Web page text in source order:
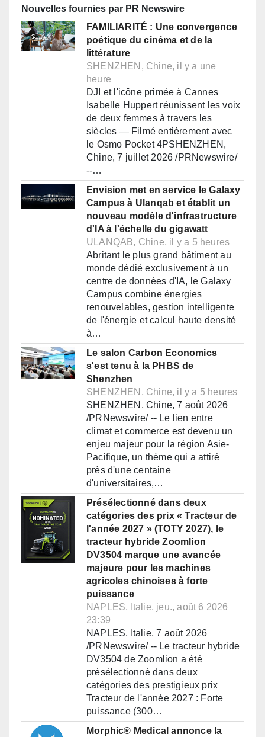
Nouvelles fournies par PR Newswire
FAMILIARITÉ : Une convergence
poétique du cinéma et de la
littérature
SHENZHEN, Chine, il y a une
heure
DJI et l'icône primée à Cannes
Isabelle Huppert réunissent les voix
de deux femmes à travers les
siècles — Filmé entièrement avec
le Osmo Pocket 4PSHENZHEN,
Chine, 7 juillet 2026 /PRNewswire/
--…
Envision met en service le Galaxy
Campus à Ulanqab et établit un
nouveau modèle d'infrastructure
d'IA à l'échelle du gigawatt
ULANQAB, Chine, il y a 5 heures
Abritant le plus grand bâtiment au
monde dédié exclusivement à un
centre de données d'IA, le Galaxy
Campus combine énergies
renouvelables, gestion intelligente
de l'énergie et calcul haute densité
à…
Le salon Carbon Economics
s'est tenu à la PHBS de
Shenzhen
SHENZHEN, Chine, il y a 5 heures
SHENZHEN, Chine, 7 août 2026
/PRNewswire/ -- Le lien entre
climat et commerce est devenu un
enjeu majeur pour la région Asie-
Pacifique, un thème qui a attiré
près d'une centaine
d'universitaires,…
Présélectionné dans deux
catégories des prix « Tracteur de
l'année 2027 » (TOTY 2027), le
tracteur hybride Zoomlion
DV3504 marque une avancée
majeure pour les machines
agricoles chinoises à forte
puissance
NAPLES, Italie, jeu., août 6 2026
23:39
NAPLES, Italie, 7 août 2026
/PRNewswire/ -- Le tracteur hybride
DV3504 de Zoomlion a été
présélectionné dans deux
catégories des prestigieux prix
Tracteur de l'année 2027 : Forte
puissance (300…
Morphic® Medical annonce la